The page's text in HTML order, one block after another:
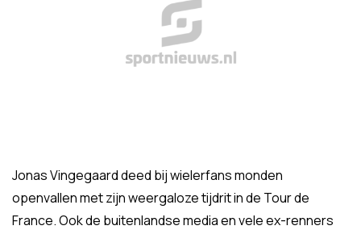
Jonas Vingegaard deed bij wielerfans monden
openvallen met zijn weergaloze tijdrit in de Tour de
France. Ook de buitenlandse media en vele ex-renners